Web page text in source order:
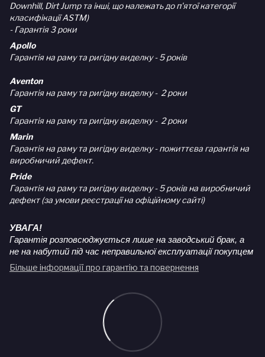
Downhill, Dirt Jump та інші, що належать до п'ятої категорії
класифікації ASTM)
- Гарантія 3 роки
Apollo
Гарантія на раму та ригідну виделку - 5 років
Aventon
Гарантія на раму та ригідну виделку - 2 роки
GT
Гарантія на раму та ригідну виделку - 2 роки
Marin
Гарантія на раму та ригідну виделку - пожиттєва гарантія на
виробничий дефект.
Pride
Гарантія на раму та ригідну виделку - 5 років на виробничий
дефект (за умови реєстрації на офіційному сайті)
УВАГА!
Гарантія розповсюджується лише на заводський брак, а
не на набутий під час неправильної експлуатації покупцем
Більше інформації про гарантію та повернення